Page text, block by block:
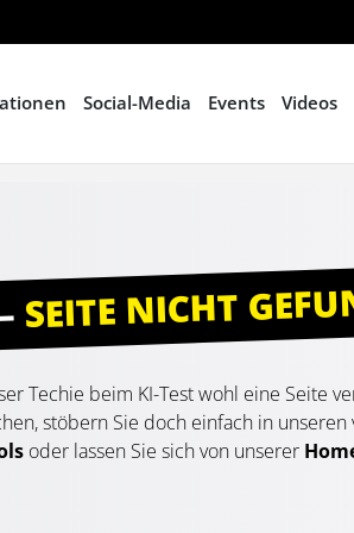
Social-Media Events Videos
SEITE NICHT
Techie beim KI-Test wohl eine Seite
stöbern Sie doch einfach in
oder lassen Sie sich von unserer